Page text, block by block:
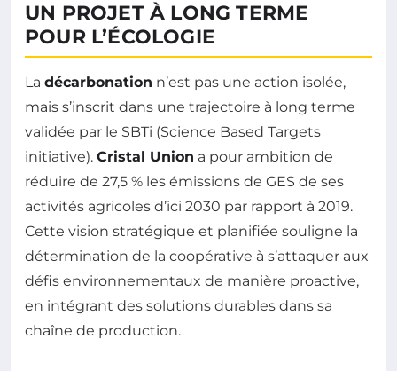
UN PROJET À LONG TERME
POUR L’ÉCOLOGIE
La décarbonation n’est pas une action isolée,
mais s’inscrit dans une trajectoire à long terme
validée par le SBTi (Science Based Targets
initiative). Cristal Union a pour ambition de
réduire de 27,5 % les émissions de GES de ses
activités agricoles d’ici 2030 par rapport à 2019.
Cette vision stratégique et planifiée souligne la
détermination de la coopérative à s’attaquer aux
défis environnementaux de manière proactive,
en intégrant des solutions durables dans sa
chaîne de production.